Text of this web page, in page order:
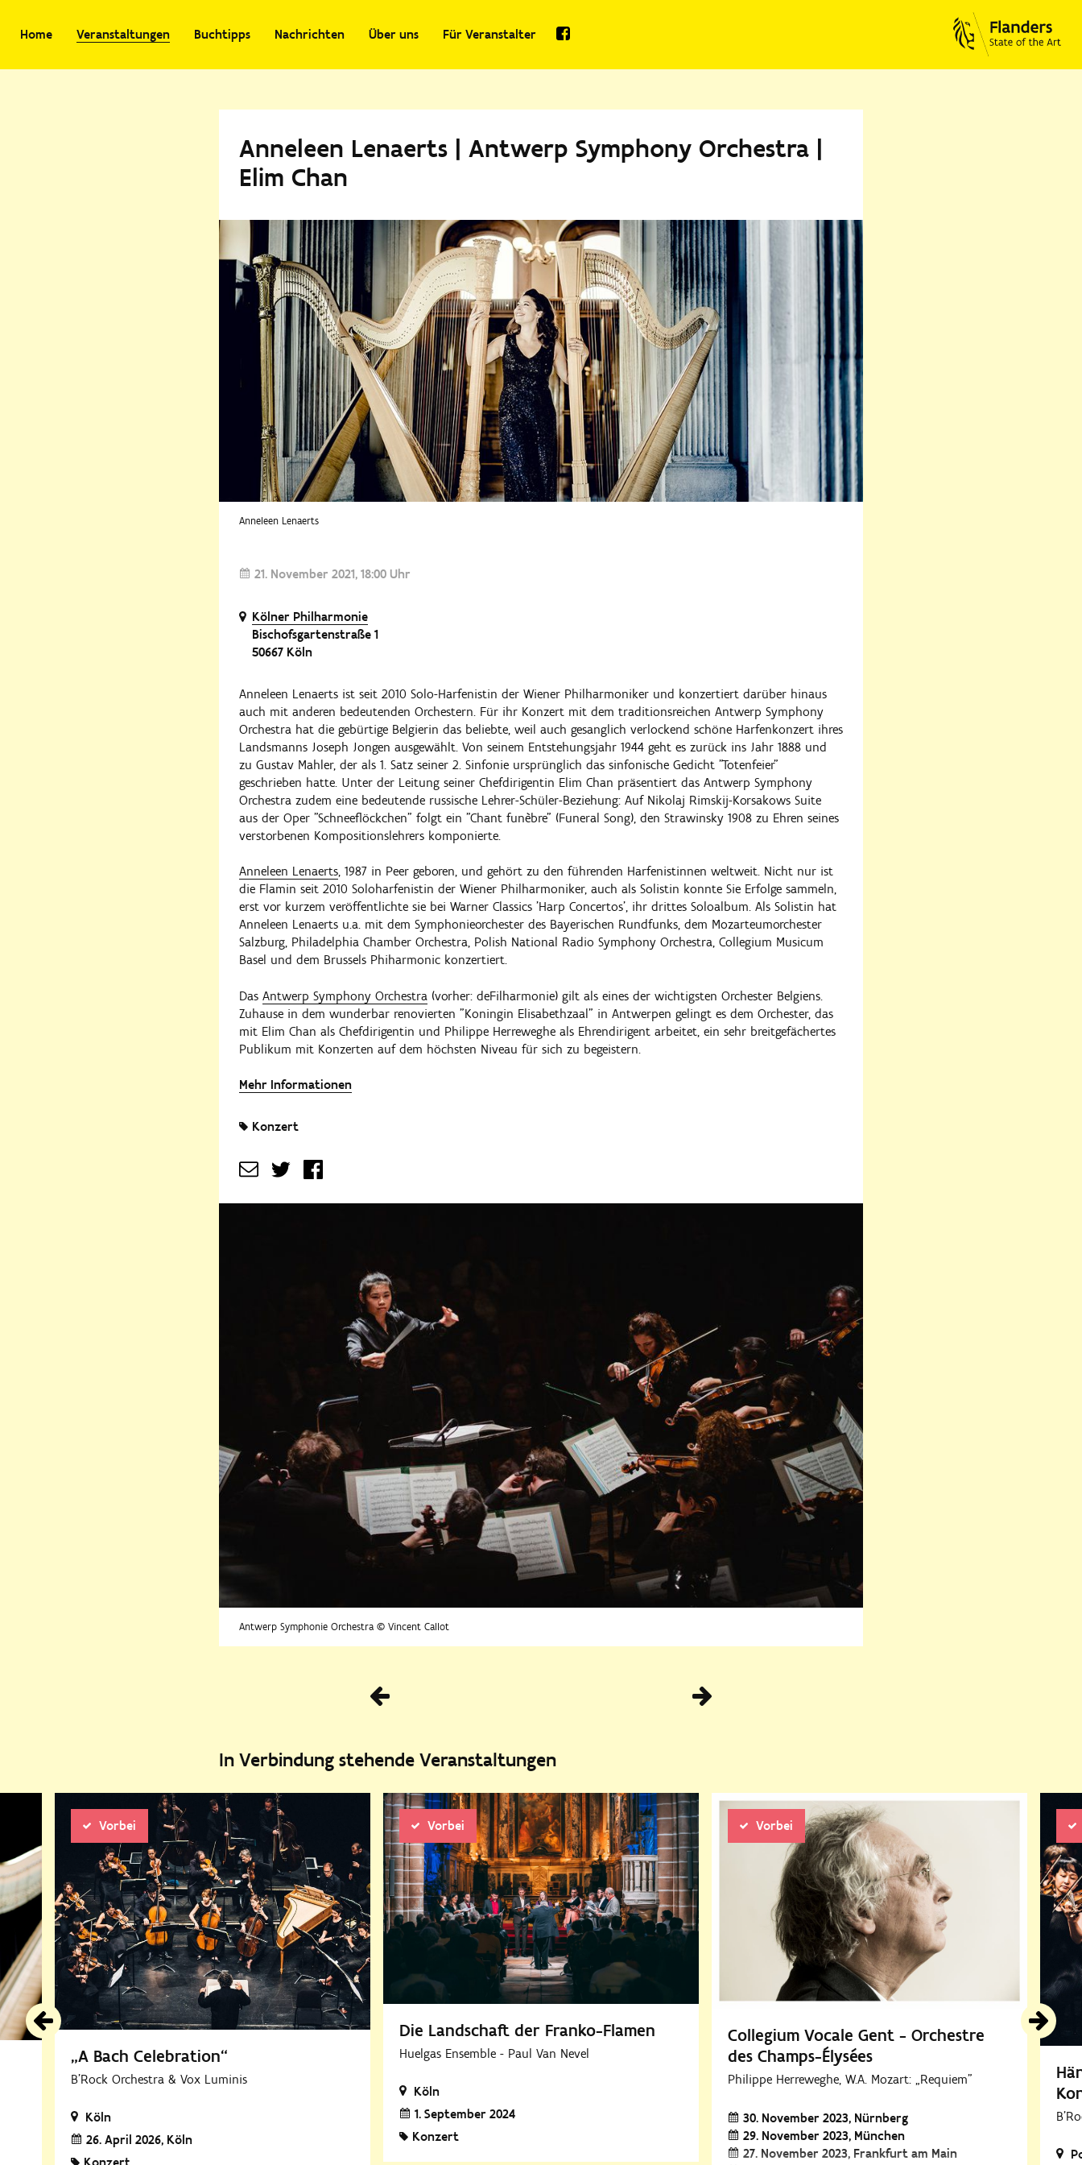
Home Veranstaltungen Buchtipps Nachrichten Über uns Für Veranstalter
Anneleen Lenaerts | Antwerp Symphony Orchestra |
Elim Chan
Anneleen Lenaerts
21. November 2021 18:00 Uhr
Kölner Philharmonie
Bischofsgartenstraße 1
50667 Köln
Anneleen Lenaerts ist seit 2010 Solo-Harfenistin der Wiener Philharmoniker und konzertiert darüber hinaus
auch mit anderen bedeutenden Orchestern. Für ihr Konzert mit dem traditionsreichen Antwerp Symphony
Orchestra hat die gebürtige Belgierin das beliebte, weil auch gesanglich verlockend schöne Harfenkonzert ihres
Landsmanns Joseph Jongen ausgewählt. Von seinem Entstehungsjahr 1944 geht es zurück ins Jahr 1888 und
zu Gustav Mahler, der als 1. Satz seiner 2. Sinfonie ursprünglich das sinfonische Gedicht "Totenfeier"
geschrieben hatte. Unter der Leitung seiner Chefdirigentin Elim Chan präsentiert das Antwerp Symphony
Orchestra zudem eine bedeutende russische Lehrer-Schüler-Beziehung: Auf Nikolaj Rimskij-Korsakows Suite
aus der Oper "Schneeflöckchen" folgt ein "Chant funèbre" (Funeral Song), den Strawinsky 1908 zu Ehren seines
verstorbenen Kompositionslehrers komponierte.
Anneleen Lenaerts, 1987 in Peer geboren, und gehört zu den führenden Harfenistinnen weltweit. Nicht nur ist
die Flamin seit 2010 Soloharfenistin der Wiener Philharmoniker, auch als Solistin konnte Sie Erfolge sammeln,
erst vor kurzem veröffentlichte sie bei Warner Classics 'Harp Concertos', ihr drittes Soloalbum. Als Solistin hat
Anneleen Lenaerts u.a. mit dem Symphonieorchester des Bayerischen Rundfunks, dem Mozarteumorchester
Salzburg, Philadelphia Chamber Orchestra, Polish National Radio Symphony Orchestra, Collegium Musicum
Basel und dem Brussels Phiharmonic konzertiert.
Das Antwerp Symphony Orchestra (vorher: deFilharmonie) gilt als eines der wichtigsten Orchester Belgiens.
Zuhause in dem wunderbar renovierten "Koningin Elisabethzaal" in Antwerpen gelingt es dem Orchester, das
mit Elim Chan als Chefdirigentin und Philippe Herreweghe als Ehrendirigent arbeitet, ein sehr breitgefächertes
Publikum mit Konzerten auf dem höchsten Niveau für sich zu begeistern.
Mehr Informationen
Konzert
Antwerp Symphonie Orchestra © Vincent Callot
Vorherige
In Verbindung stehende Veranstaltungen
Vorbei
„A Bach Celebration“
B'Rock Orchestra & Vox Luminis
Köln
26. April 2026 Köln
Vorbei
Die Landschaft der Franko-Flamen
Huelgas Ensemble - Paul Van Nevel
Köln
1. September 2024
Konzert
Vorbei
Collegium Vocale Gent - Orchestre
des Champs-Élysées
Philippe Herreweghe, W.A. Mozart: „Requiem"
30. November 2023 Nürnberg
29. November 2023 München
27. November 2023 Frankfurt am Main